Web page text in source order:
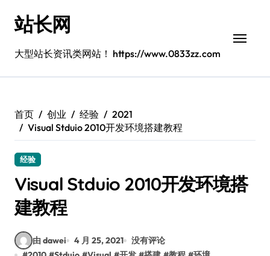
站长网
大型站长资讯类网站！ https://www.0833zz.com
首页 创业 经验
2021
Visual Stduio 2010开发环境搭建教程
经验
Visual Stduio 2010开发环境搭
建教程
由 dawei 4 月 25, 2021
没有评论